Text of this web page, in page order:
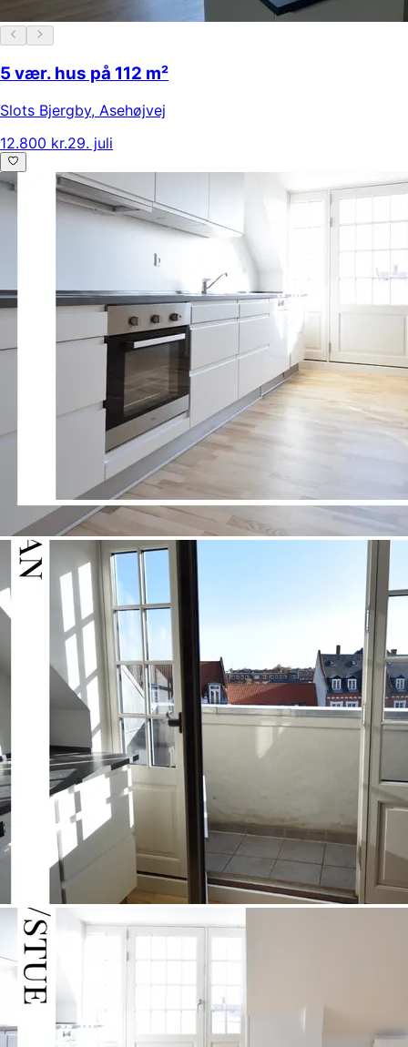
5 vær. hus på 112 m²
Slots Bjergby, Asehøjvej
12.800 kr.29. juli